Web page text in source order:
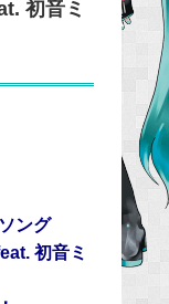
初音ミ
ング
初音ミ